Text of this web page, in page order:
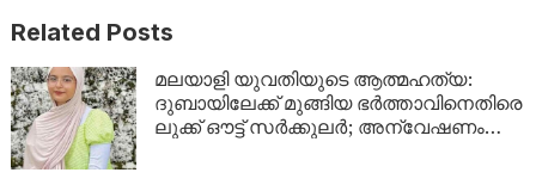
Related Posts
മലയാളി യുവതിയുടെ ആത്മഹത്യ:
ദുബായിലേക്ക് മുങ്ങിയ ഭർത്താവിനെതിരെ
ലുക്ക് ഔട്ട് സർക്കുലർ; അന്വേഷണം